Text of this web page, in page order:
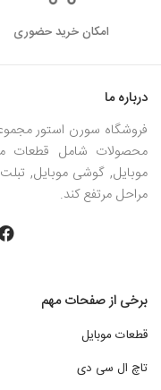
امکان خرید حضوری
درباره ما
فروشگاه سورن استور
محصولات شامل قطعات
موبایل, گوشی موبایل,
مراحل مرتفع کند.
برخی از صفحات مهم
قطعات موبایل
تاچ ال سی دی